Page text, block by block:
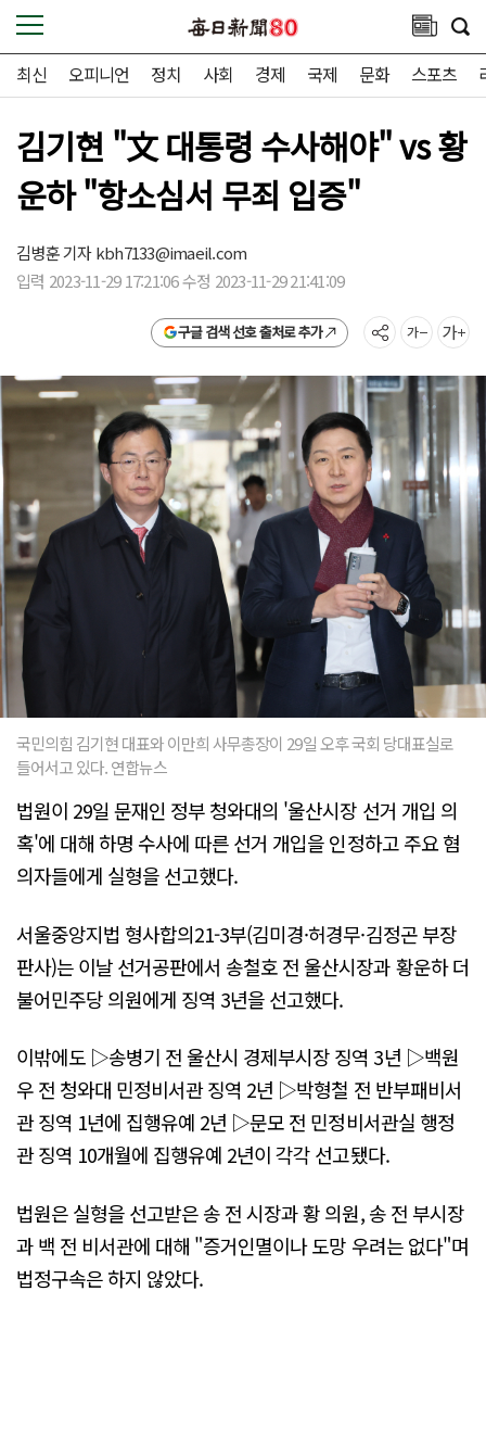
최신 오피니언 정치 사회 경제 국제 문화 스포츠
김기현 "文 대통령 수사해야" vs 황
운하 "항소심서 무죄 입증"
김병훈 기자kbh7133@imaeil.com
입력 2023-11-29 17:21:06 수정 2023-11-29 21:41:09
구글 검색 선호 출처로 추가
국민의힘 김기현 대표와 이만희 사무총장이 29일 오후 국회 당대표실로
들어서고 있다. 연합뉴스
법원이 29일 문재인 정부 청와대의 '울산시장 선거 개입 의
혹'에 대해 하명 수사에 따른 선거 개입을 인정하고 주요 혐
의자들에게 실형을 선고했다.
서울중앙지법 형사합의21-3부(김미경·허경무·김정곤 부장
판사)는 이날 선거공판에서 송철호 전 울산시장과 황운하 더
불어민주당 의원에게 징역 3년을 선고했다.
이밖에도 ▷송병기 전 울산시 경제부시장 징역 3년 ▷백원
우 전 청와대 민정비서관 징역 2년 ▷박형철 전 반부패비서
관 징역 1년에 집행유예 2년 ▷문모 전 민정비서관실 행정
관 징역 10개월에 집행유예 2년이 각각 선고됐다.
법원은 실형을 선고받은 송 전 시장과 황 의원, 송 전 부시장
과 백 전 비서관에 대해 "증거인멸이나 도망 우려는 없다"며
법정구속은 하지 않았다.